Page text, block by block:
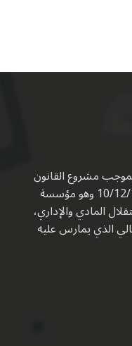
مشروع القانون
المنفذ بالمرسوم رقم 2356 تاريخ 10/12/1971 وهو مؤسسة
المادي والإداري،
الذي يمارس عليه